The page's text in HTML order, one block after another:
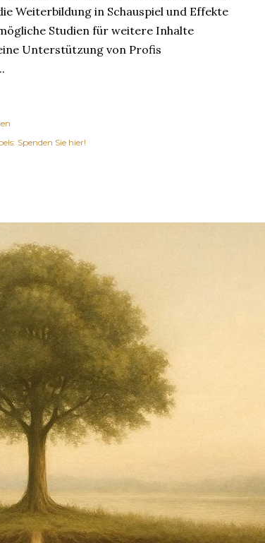
Weiterbildung in Schauspiel und Effekte
Studien für weitere Inhalte
Unterstützung von Profis
Spenden Sie hier!